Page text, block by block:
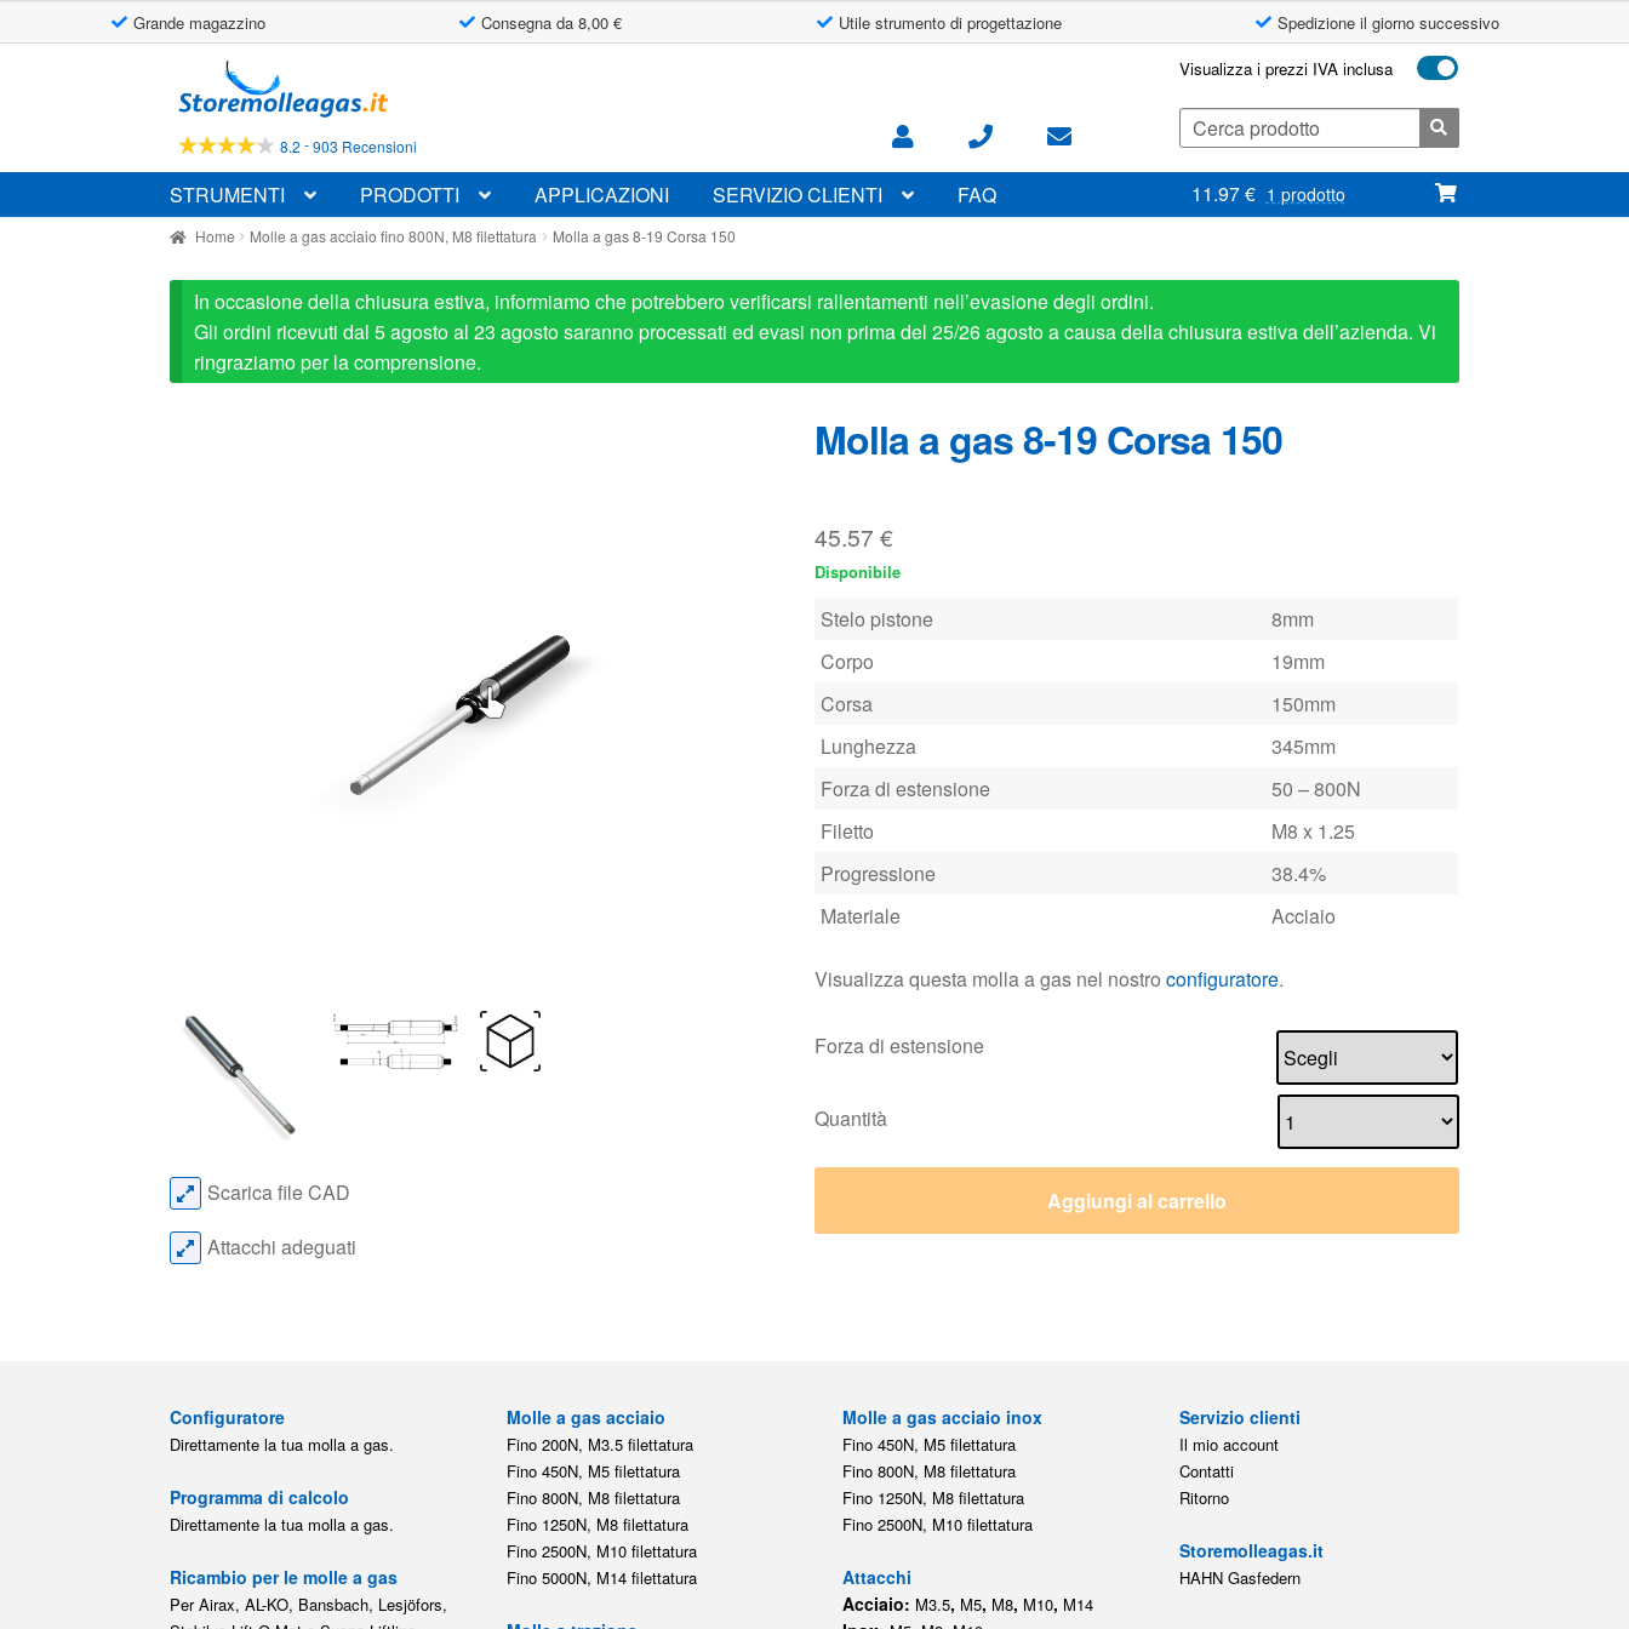
Grande magazzino Consegna da 8,00 € Utile strumento di progettazione Spedizione il giorno successivo
alla
navigazione
al
contenuto
8.2 -903 Recensioni
Visualizza i prezzi IVA inclusa
Cerca:
STRUMENTI PRODOTTI APPLICAZIONI SERVIZIO CLIENTI FAQ 11.97€ 1 prodotto
Home Molle a gas acciaio fino 800N, M8 filettatura Molla a gas 8-19 Corsa 150
In occasione della chiusura estiva, informiamo che potrebbero verificarsi rallentamenti nell’evasione degli ordini.
Gli ordini ricevuti dal 5 agosto al 23 agosto saranno processati ed evasi non prima del 25/26 agosto a causa della chiusura estiva dell’azienda. Vi
ringraziamo per la comprensione.
Molla a gas 8-19 Corsa 150
45.57 €
Disponibile
Stelo pistone
8mm
Corpo
19mm
Corsa
150mm
Lunghezza
345mm
Forza di estensione
50 – 800N
Filetto
M8 x 1.25
Progressione
38.4%
Materiale
Acciaio
Visualizza questa molla a gas nel nostro configuratore.
Forza di estensione
Quantità
Aggiungi al carrello
Scarica file CAD
Attacchi adeguati
Configuratore
Direttamente la tua molla a gas.
Programma di calcolo
Direttamente la tua molla a gas.
Ricambio per le molle a gas
Per Airax, AL-KO, Bansbach, Lesjöfors,
Molle a gas acciaio
Fino 200N, M3.5 filettatura
Fino 450N, M5 filettatura
Fino 800N, M8 filettatura
Fino 1250N, M8 filettatura
Fino 2500N, M10 filettatura
Fino 5000N, M14 filettatura
Molle a gas acciaio inox
Fino 450N, M5 filettatura
Fino 800N, M8 filettatura
Fino 1250N, M8 filettatura
Fino 2500N, M10 filettatura
Attacchi
Acciaio: M3.5, M5, M8, M10, M14
Servizio clienti
Il mio account
Contatti
Ritorno
Storemolleagas.it
HAHN Gasfedern